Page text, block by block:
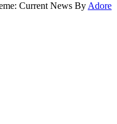
Current News By Adore